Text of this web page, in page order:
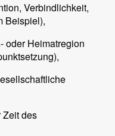
Verbindlichkeit,
Beispiel),
oder Heimatregion
des